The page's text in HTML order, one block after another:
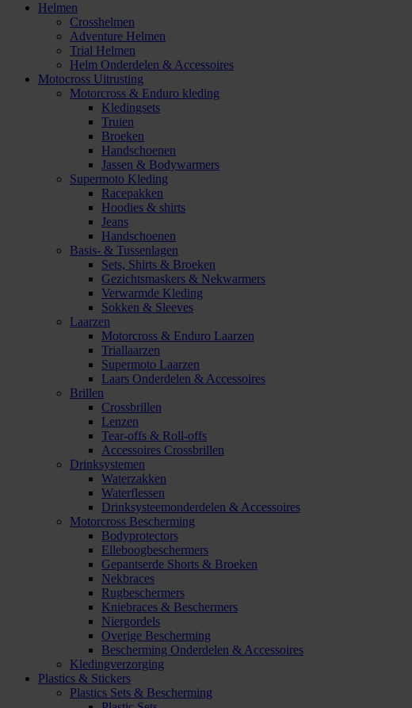
Helmen
Crosshelmen
Adventure Helmen
Trial Helmen
Helm Onderdelen & Accessoires
Motocross Uitrusting
Motorcross & Enduro kleding
Kledingsets
Truien
Broeken
Handschoenen
Jassen & Bodywarmers
Supermoto Kleding
Racepakken
Hoodies & shirts
Jeans
Handschoenen
Basis- & Tussenlagen
Sets, Shirts & Broeken
Gezichtsmaskers & Nekwarmers
Verwarmde Kleding
Sokken & Sleeves
Laarzen
Motorcross & Enduro Laarzen
Triallaarzen
Supermoto Laarzen
Laars Onderdelen & Accessoires
Brillen
Crossbrillen
Lenzen
Tear-offs & Roll-offs
Accessoires Crossbrillen
Drinksystemen
Waterzakken
Waterflessen
Drinksysteemonderdelen & Accessoires
Motorcross Bescherming
Bodyprotectors
Elleboogbeschermers
Gepantserde Shorts & Broeken
Nekbraces
Rugbeschermers
Kniebraces & Beschermers
Niergordels
Overige Bescherming
Bescherming Onderdelen & Accessoires
Kledingverzorging
Plastics & Stickers
Plastics Sets & Bescherming